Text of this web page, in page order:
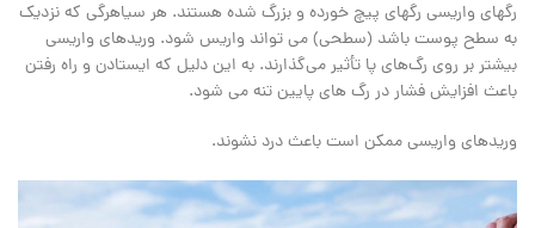
رگهای واریسی رگهای پیچ خورده و بزرگ شده هستند. هر سیاهرگی که نزدیک
به سطح پوست باشد (سطحی) می تواند واریس شود. وریدهای واریسی
بیشتر بر روی رگ‌های پا تأثیر می‌گذارند. به این دلیل که ایستادن و راه رفتن
باعث افزایش فشار در رگ های پایین تنه می شود.
وریدهای واریسی ممکن است باعث درد نشوند.